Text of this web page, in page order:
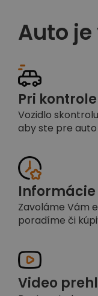
Auto
Pri
Vozidlo
aby ste pre auto
Zavoláme Vám
poradíme či
Video